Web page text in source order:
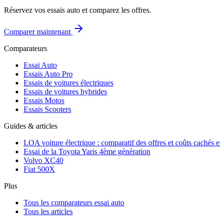
Réservez vos essais auto et comparez les offres.
Comparer maintenant
Comparateurs
Essai Auto
Essais Auto Pro
Essais de voitures électriques
Essais de voitures hybrides
Essais Motos
Essais Scooters
Guides & articles
LOA voiture électrique : comparatif des offres et coûts cachés
Essai de la Toyota Yaris 4ème génération
Volvo XC40
Fiat 500X
Plus
Tous les comparateurs essai auto
Tous les articles